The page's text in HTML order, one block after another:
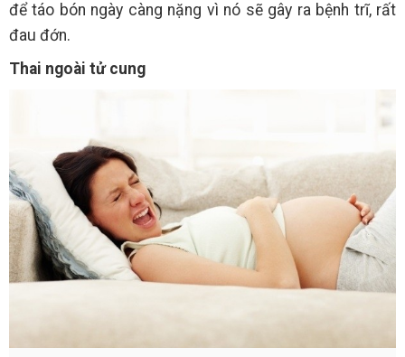
để táo bón ngày càng nặng vì nó sẽ gây ra bệnh trĩ, rất
đau đớn.
Thai ngoài tử cung